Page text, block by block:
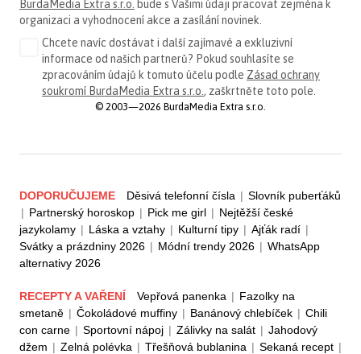
BurdaMedia Extra s.r.o. bude s Vašimi údaji pracovat zejména k
organizaci a vyhodnocení akce a zasílání novinek.
Chcete navíc dostávat i další zajímavé a exkluzivní
informace od našich partnerů? Pokud souhlasíte se
zpracováním údajů k tomuto účelu podle Zásad ochrany
soukromí BurdaMedia Extra s.r.o. , zaškrtněte toto pole.
© 2003—2026 BurdaMedia Extra s.r.o.
DOPORUČUJEME Děsivá telefonní čísla | Slovník puberťáků
| Partnerský horoskop | Pick me girl | Nejtěžší české
jazykolamy | Láska a vztahy | Kulturní tipy | Ajťák radí |
Svátky a prázdniny 2026 | Módní trendy 2026 | WhatsApp
alternativy 2026
RECEPTY A VAŘENÍ Vepřová panenka | Fazolky na
smetaně | Čokoládové muffiny | Banánový chlebíček | Chili
con carne | Sportovní nápoj | Zálivky na salát | Jahodový
džem | Zelná polévka | Třešňová bublanina | Sekaná recept |